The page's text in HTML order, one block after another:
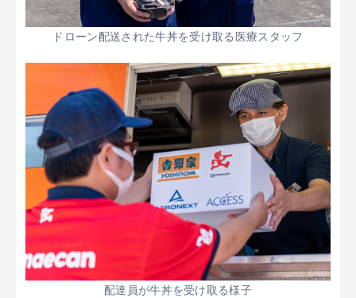
ドローン配送された牛丼を受け取る医療スタッフ
配達員が牛丼を受け取る様子